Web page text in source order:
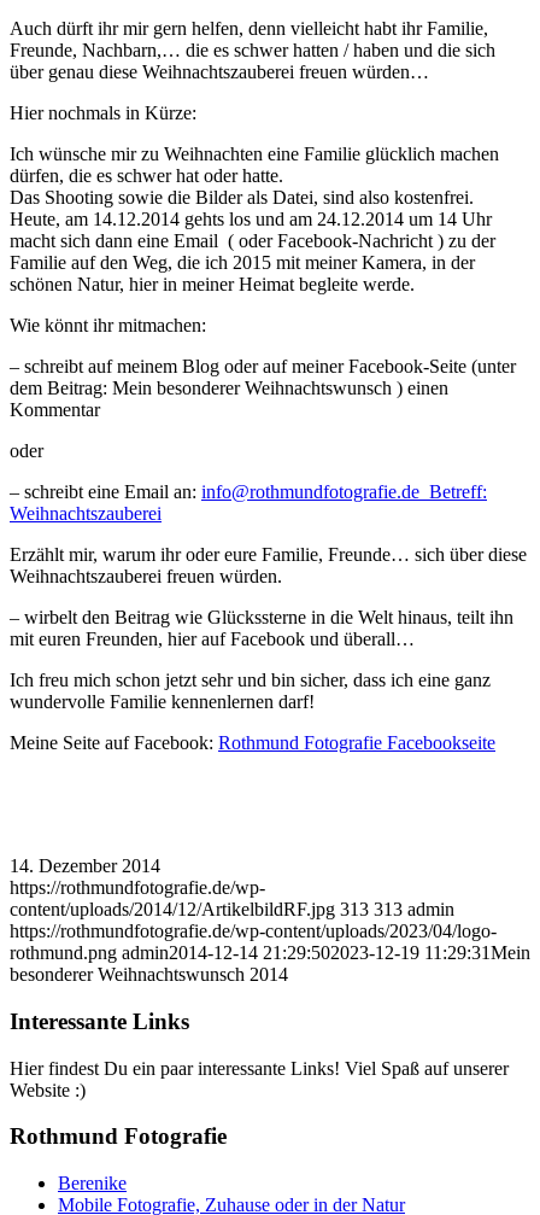
Auch dürft ihr mir gern helfen, denn vielleicht habt ihr Familie,
Freunde, Nachbarn,… die es schwer hatten / haben und die sich
über genau diese Weihnachtszauberei freuen würden…
Hier nochmals in Kürze:
Ich wünsche mir zu Weihnachten eine Familie glücklich machen
dürfen, die es schwer hat oder hatte.
Das Shooting sowie die Bilder als Datei, sind also kostenfrei.
Heute, am 14.12.2014 gehts los und am 24.12.2014 um 14 Uhr
macht sich dann eine Email ( oder Facebook-Nachricht ) zu der
Familie auf den Weg, die ich 2015 mit meiner Kamera, in der
schönen Natur, hier in meiner Heimat begleite werde.
Wie könnt ihr mitmachen:
– schreibt auf meinem Blog oder auf meiner Facebook-Seite (unter
dem Beitrag: Mein besonderer Weihnachtswunsch ) einen
Kommentar
oder
– schreibt eine Email an: info@rothmundfotografie.de Betreff:
Weihnachtszauberei
Erzählt mir, warum ihr oder eure Familie, Freunde… sich über diese
Weihnachtszauberei freuen würden.
– wirbelt den Beitrag wie Glückssterne in die Welt hinaus, teilt ihn
mit euren Freunden, hier auf Facebook und überall…
Ich freu mich schon jetzt sehr und bin sicher, dass ich eine ganz
wundervolle Familie kennenlernen darf!
Meine Seite auf Facebook: Rothmund Fotografie Facebookseite
14. Dezember 2014
https://rothmundfotografie.de/wp-
content/uploads/2014/12/ArtikelbildRF.jpg 313 313 admin
https://rothmundfotografie.de/wp-content/uploads/2023/04/logo-
rothmund.png admin2014-12-14 21:29:502023-12-19 11:29:31Mein
besonderer Weihnachtswunsch 2014
Interessante Links
Hier findest Du ein paar interessante Links! Viel Spaß auf unserer
Website :)
Rothmund Fotografie
Berenike
Mobile Fotografie, Zuhause oder in der Natur